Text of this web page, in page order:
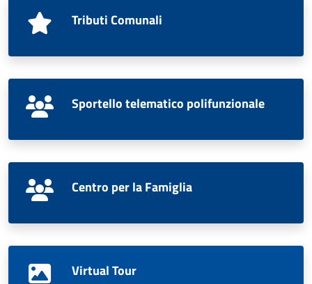
Tributi Comunali
Sportello telematico polifunzionale
Centro per la Famiglia
Virtual Tour